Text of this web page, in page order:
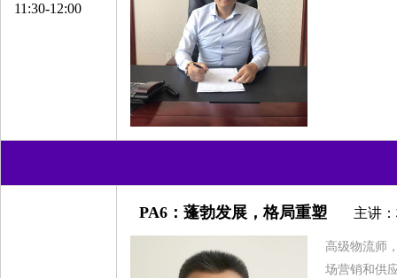
11:30-12:00
PA6：蓬勃发展，格局重塑 主讲
高级物流师
场营销和供
东阳市帛泰纺织有限公司
诸暨市翘楚化纤有限公司
无锡泰极纸业有限公司
浙江巴陵恒逸己内酰胺有限责任公司
喜亚包装科技（青岛）有限公司
青岛中盛拓普纺织有限公司